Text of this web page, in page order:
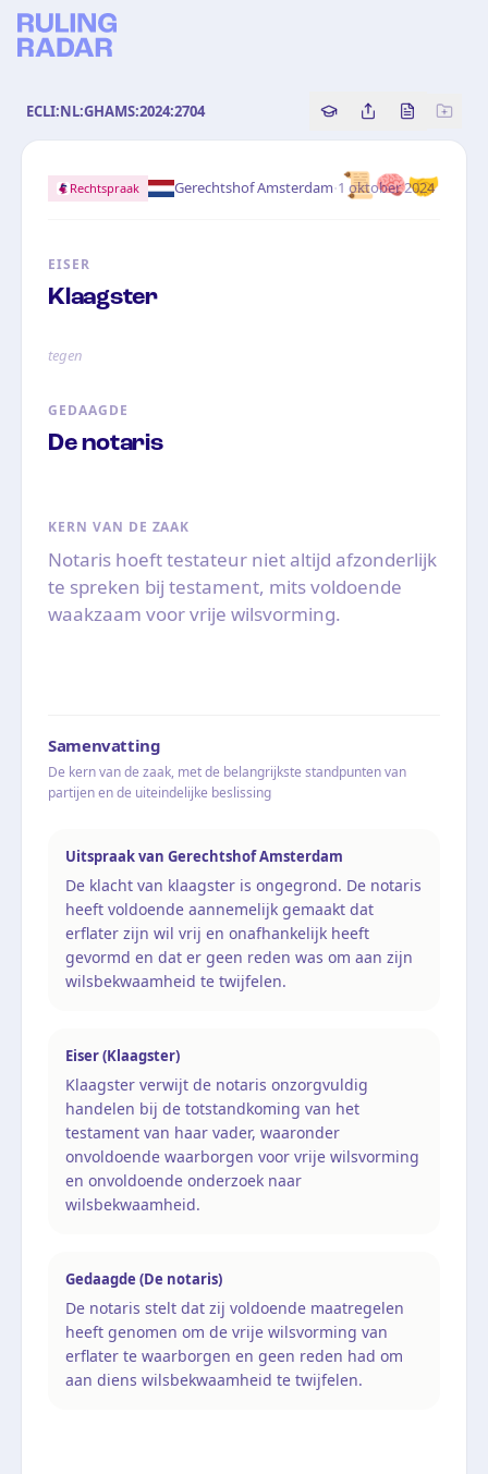
ECLI:NL:GHAMS:2024:2704 Copy source
Share this
Bekijk
📜🧠🤝
Rechtspraak Gerechtshof Amsterdam·1 oktober 2024
EISER
Klaagster
tegen
GEDAAGDE
De notaris
KERN VAN DE ZAAK
Notaris hoeft testateur niet altijd afzonderlijk
te spreken bij testament, mits voldoende
waakzaam voor vrije wilsvorming.
Samenvatting
De kern van de zaak, met de belangrijkste standpunten van
partijen en de uiteindelijke beslissing
Uitspraak van Gerechtshof Amsterdam
De klacht van klaagster is ongegrond. De notaris
heeft voldoende aannemelijk gemaakt dat
erflater zijn wil vrij en onafhankelijk heeft
gevormd en dat er geen reden was om aan zijn
wilsbekwaamheid te twijfelen.
Eiser (Klaagster)
Klaagster verwijt de notaris onzorgvuldig
handelen bij de totstandkoming van het
testament van haar vader, waaronder
onvoldoende waarborgen voor vrije wilsvorming
en onvoldoende onderzoek naar
wilsbekwaamheid.
Gedaagde (De notaris)
De notaris stelt dat zij voldoende maatregelen
heeft genomen om de vrije wilsvorming van
erflater te waarborgen en geen reden had om
aan diens wilsbekwaamheid te twijfelen.